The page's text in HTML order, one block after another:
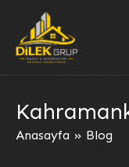
Anasayfa » Blog